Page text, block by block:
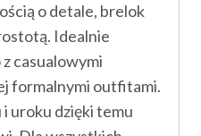
o detale, brelok
Idealnie
casualowymi
formalnymi outfitami.
uroku dzięki temu